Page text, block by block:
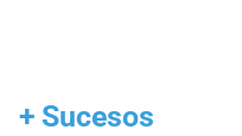
+ Sucesos